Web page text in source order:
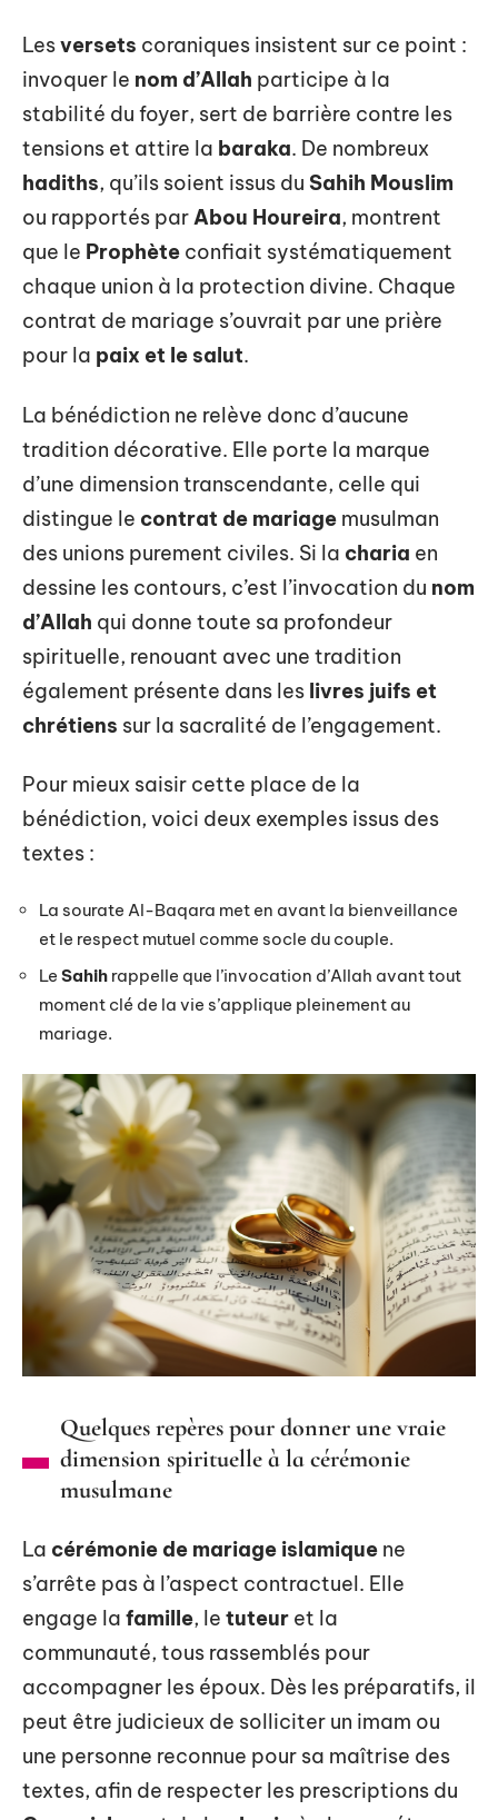
Lesversets coraniques insistent sur ce point :
invoquer le nom d’Allah participe à la
stabilité du foyer, sert de barrière contre les
tensions et attire la baraka. De nombreux
hadiths, qu’ils soient issus du Sahih Mouslim
ou rapportés parAbou Houreira, montrent
que le Prophète confiait systématiquement
chaque union à la protection divine. Chaque
contrat de mariage s’ouvrait par une prière
pour la paix et le salut.
La bénédiction ne relève donc d’aucune
tradition décorative. Elle porte la marque
d’une dimension transcendante, celle qui
distingue le contrat de mariage musulman
des unions purement civiles. Si la charia en
dessine les contours, c’est l’invocation du nom
d’Allah qui donne toute sa profondeur
spirituelle, renouant avec une tradition
également présente dans les livres juifs et
chrétiens sur la sacralité de l’engagement.
Pour mieux saisir cette place de la
bénédiction, voici deux exemples issus des
textes :
La sourate Al-Baqara met en avant la bienveillance
et le respect mutuel comme socle du couple.
Le Sahih rappelle que l’invocation d’Allah avant tout
moment clé de la vie s’applique pleinement au
mariage.
Quelques repères pour donner une vraie
dimension spirituelle à la cérémonie
musulmane
La cérémonie de mariage islamique ne
s’arrête pas à l’aspect contractuel. Elle
engage la famille, le tuteur et la
communauté, tous rassemblés pour
accompagner les époux. Dès les préparatifs, il
peut être judicieux de solliciter un imam ou
une personne reconnue pour sa maîtrise des
textes, afin de respecter les prescriptions du